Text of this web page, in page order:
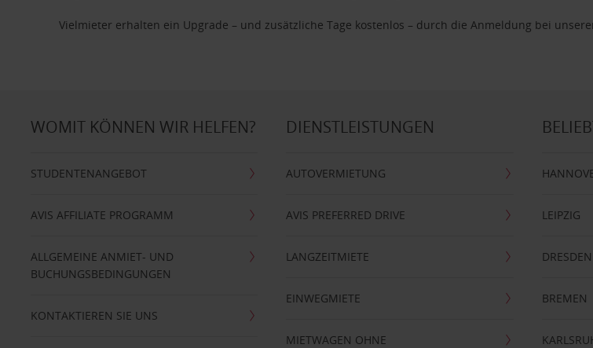
Vielmieter erhalten ein Upgrade – und zusätzliche Tage kostenlos – durch die Anmeldung bei
WOMIT KÖNNEN WIR HELFEN?
STUDENTENANGEBOT
AVIS AFFILIATE PROGRAMM
ALLGEMEINE ANMIET- UND
BUCHUNGSBEDINGUNGEN
KONTAKTIEREN SIE UNS
DIENSTLEISTUNGEN
AUTOVERMIETUNG
AVIS PREFERRED DRIVE
LANGZEITMIETE
EINWEGMIETE
MIETWAGEN OHNE
LEIPZIG
DRESDEN
BREMEN